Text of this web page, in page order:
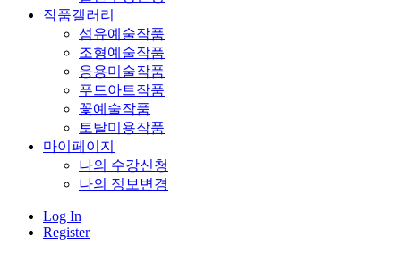
작품갤러리
섬유예술작품
조형예술작품
응용미술작품
푸드아트작품
꽃예술작품
토탈미용작품
마이페이지
나의 수강신청
나의 정보변경
Log In
Register